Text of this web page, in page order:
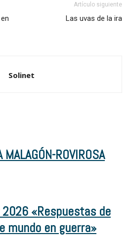
Artículo siguiente
Las uvas de la ira
Solinet
MALAGÓN-ROVIROSA
«Respuestas de
mundo en guerra»